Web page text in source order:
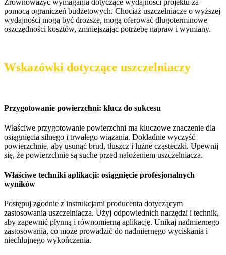
pomocą ograniczeń budżetowych. Chociaż uszczelniacze o wyższej
wydajności mogą być droższe, mogą oferować długoterminowe
oszczędności kosztów, zmniejszając potrzebę napraw i wymiany.
Wskazówki dotyczące uszczelniaczy
Przygotowanie powierzchni: klucz do sukcesu
Właściwe przygotowanie powierzchni ma kluczowe znaczenie dla
osiągnięcia silnego i trwałego wiązania. Dokładnie wyczyść
powierzchnie, aby usunąć brud, tłuszcz i luźne cząsteczki. Upewnij
się, że powierzchnie są suche przed nałożeniem uszczelniacza.
Właściwe techniki aplikacji: osiągnięcie profesjonalnych
wyników
Postępuj zgodnie z instrukcjami producenta dotyczącym
zastosowania uszczelniacza. Użyj odpowiednich narzędzi i technik,
aby zapewnić płynną i równomierną aplikację. Unikaj nadmiernego
zastosowania, co może prowadzić do nadmiernego wyciskania i
niechlujnego wykończenia.